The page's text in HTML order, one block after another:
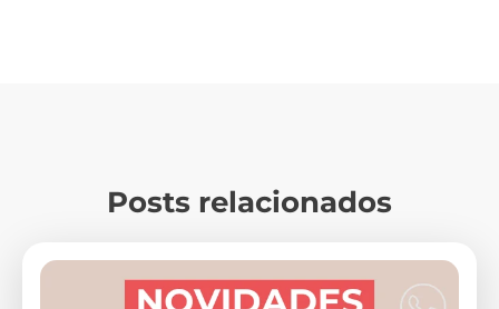
Posts relacionados